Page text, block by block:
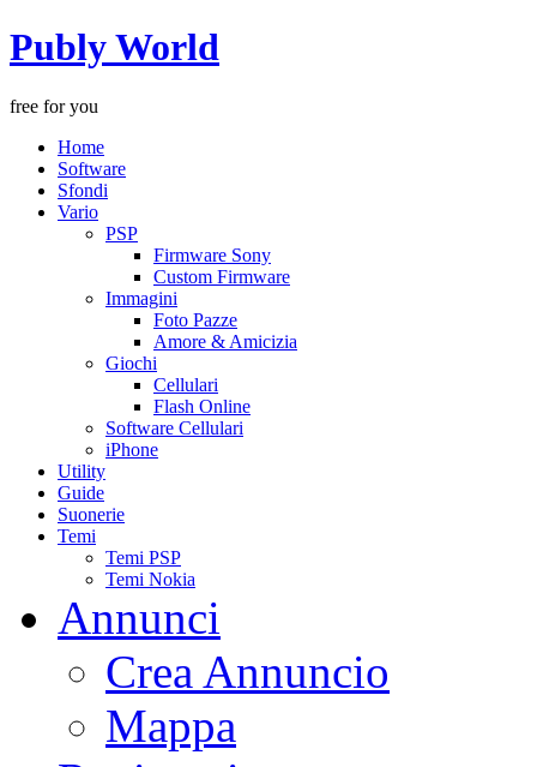
Publy World
free for you
Home
Software
Sfondi
Vario
PSP
Firmware Sony
Custom Firmware
Immagini
Foto Pazze
Amore & Amicizia
Giochi
Cellulari
Flash Online
Software Cellulari
iPhone
Utility
Guide
Suonerie
Temi
Temi PSP
Temi Nokia
Annunci
Crea Annuncio
Mappa